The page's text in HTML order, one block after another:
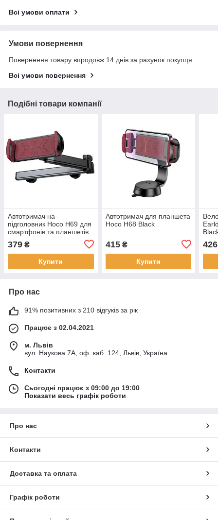
Всі умови оплати
Умови повернення
Повернення товару впродовж 14 днів за рахунок покупця
Всі умови повернення
Подібні товари компанії
Автотримач на
підголовник Hoco H69 для
смартфонів та планшетів
379 ₴
Купити
Автотримач для планшета
Hoco H68 Black
415₴
Купити
426
Про нас
91% позитивних з 210 відгуків за рік
Працює з 02.04.2021
м. Львів
вул. Наукова 7А, оф. каб. 124, Львів, Україна
Контакти
Сьогодні працює з 09:00 до 19:00
Показати весь графік роботи
Про нас
Контакти
Доставка та оплата
Графік роботи